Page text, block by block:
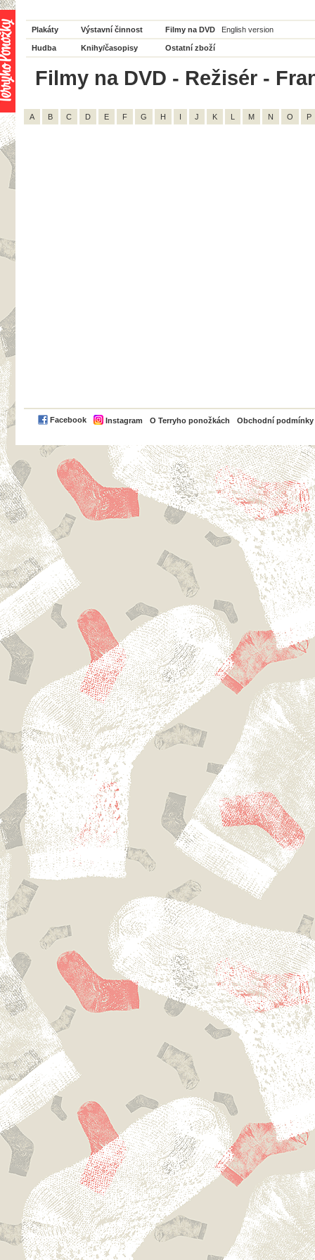
Plakáty Výstavní činnost Filmy na DVD English version
Hudba Knihy/časopisy Ostatní zboží
Filmy na DVD - Režisér -
A B C D E F G H I J K L M N O P
Facebook Instagram O Terryho ponožkách Obchodní podmínky
PayPal